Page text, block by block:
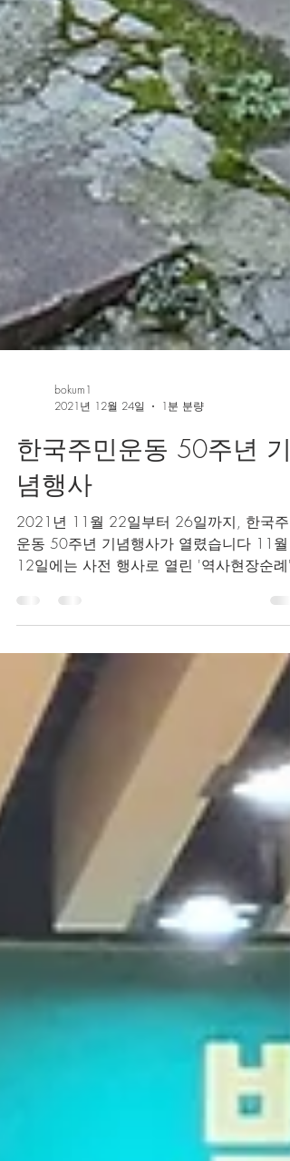
2021년 12월 24일
1분 분량
한국주민운동 50주년 기
념행사
2021년 11월 22일부터 26일까지, 한국주
12일에는 사전 행사로 열린 '역사현장순례'
한 곳으로, 시흥주민 및 외부 손님들께서 복
음자리현장을 내방하셨습니다. 기념행사 개
막식에서는 한국주민운동...